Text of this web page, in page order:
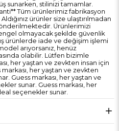
sunarken, stilinizi tamamlar.
Tüm ürünlerimiz fabrikasyon
ürünler size ulaştırılmadan
Ürünlerimizi
olmayacak şekilde güvenlik
ürünlerde iade ve değişim işlemi
arıyorsanız, henüz
olabilir. Lütfen bizimle
her yaştan ve zevkten insan için
her yaştan ve zevkten
Guess markası, her yaştan ve
sunar. Guess markası, her
seçenekler sunar.